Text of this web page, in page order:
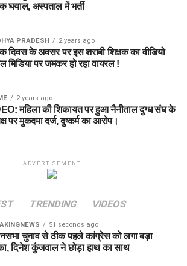
घयाल, अस्पताल में भर्ती
PRADESH 2 years ago
दिवस के अवसर पर इस शराबी शिक्षक का वीडियो
मिडिया पर जमकर हो रहा वायरल !
2 years ago
महिला की शिकायत पर हुआ नैनीताल दुग्ध संघ के
पर मुकदमा दर्ज, दुष्कर्म का आरोप।
ADVERTISEMENT
TRENDING VIDEOS
51 seconds ago
चुनाव से ठीक पहले कांग्रेस को लगा बड़ा
दिनेश कुंजवाल ने छोड़ा हाथ का साथ